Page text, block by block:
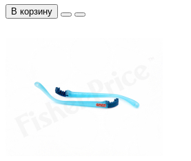
В корзину